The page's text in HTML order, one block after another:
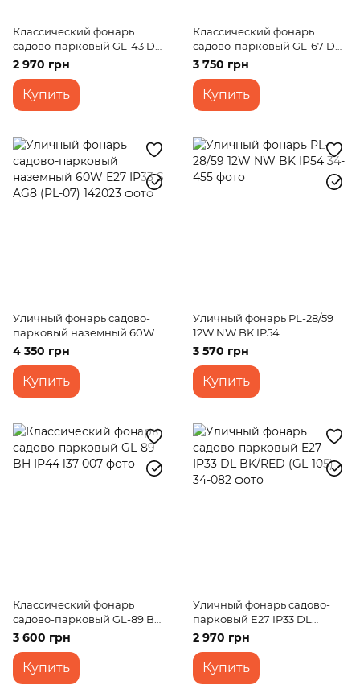
Классический фонарь
садово-парковый GL-43 DL
BC IP33
2 970 грн
Купить
Классический фонарь
садово-парковый GL-67 DL
IP33
3 750 грн
Купить
Уличный фонарь садово-
парковый наземный 60W
E27 IP33 S AG8 (PL-07)
4 350 грн
Купить
Уличный фонарь PL-28/59
12W NW BK IP54
3 570 грн
Купить
Классический фонарь
садово-парковый GL-89 BH
IP44
3 600 грн
Купить
Уличный фонарь садово-
парковый E27 IP33 DL
BK/RED (GL-105)
2 970 грн
Купить